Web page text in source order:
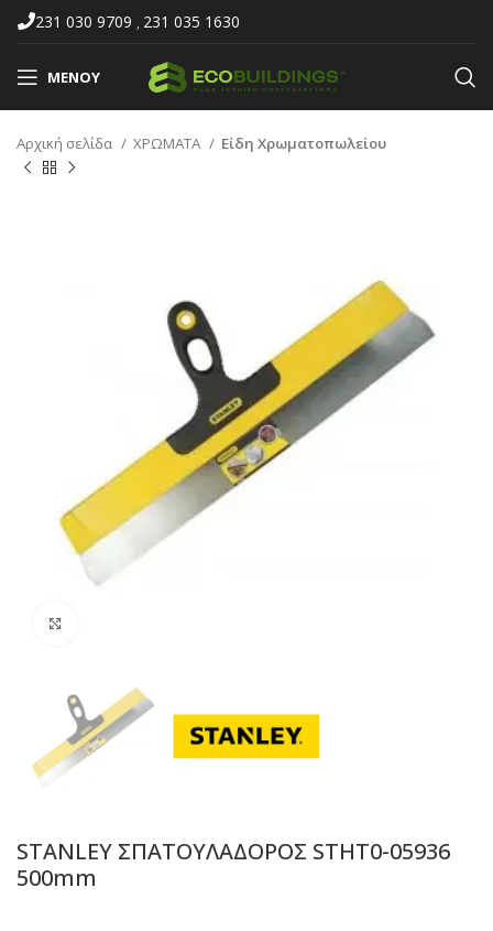
231 030 9709 , 231 035 1630
ΜΕΝΟΎ
Αρχική σελίδα ΧΡΩΜΑΤΑ Είδη Χρωματοπωλείου
STANLEY ΣΠΑΤΟΥΛΑΔΟΡΟΣ STHT0-05936
500mm